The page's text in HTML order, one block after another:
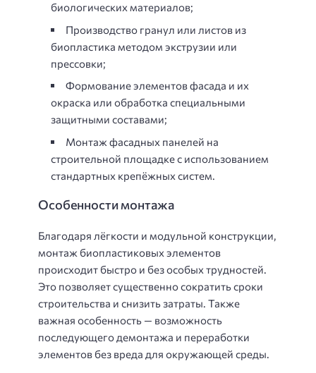
биологических материалов;
Производство гранул или листов из
биопластика методом экструзии или
прессовки;
Формование элементов фасада и их
окраска или обработка специальными
защитными составами;
Монтаж фасадных панелей на
строительной площадке с использованием
стандартных крепёжных систем.
Особенности монтажа
Благодаря лёгкости и модульной конструкции,
монтаж биопластиковых элементов
происходит быстро и без особых трудностей.
Это позволяет существенно сократить сроки
строительства и снизить затраты. Также
важная особенность — возможность
последующего демонтажа и переработки
элементов без вреда для окружающей среды.